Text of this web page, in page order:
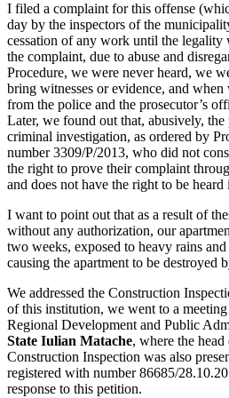
I filed a complaint for this offense
day by the inspectors of the
cessation of any work until the legality
the complaint, due to abuse and
Procedure, we were never heard, we
bring witnesses or evidence, and when
from the police and the prosecutor’s
Later, we found out that, abusively, the
criminal investigation, as ordered by
number 3309/P/2013, who did not
the right to prove their complaint
and does not have the right to be heard
I want to point out that as a result of
without any authorization, our
two weeks, exposed to heavy rains
causing the apartment to be destroyed
We addressed the Construction
of this institution, we went to a
Regional Development and Public
State Iulian Matache, where the
Construction Inspection was also
registered with number 86685/
response to this petition.